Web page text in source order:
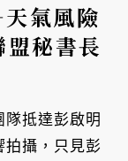
氣風險
秘書長
抵達彭啟明
拍攝，只見彭